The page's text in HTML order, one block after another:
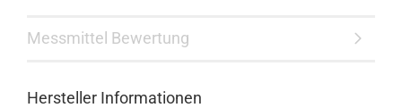
Messmittel Bewertung
Hersteller Informationen